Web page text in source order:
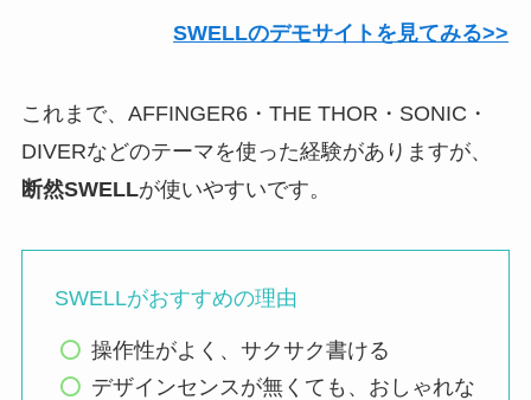
SWELLのデモサイトを見てみる>>
これまで、AFFINGER6・THE THOR・SONIC・
DIVERなどのテーマを使った経験がありますが、
断然SWELLが使いやすいです。
SWELLがおすすめの理由
操作性がよく、サクサク書ける
デザインセンスが無くても、おしゃれな